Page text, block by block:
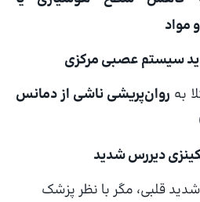
مواد
سیستم عصبی مرکزی
به روان‌پریشی ناشی از دمانس
دیررس شدید
شدید قلبی، مگر با نظر پزشک